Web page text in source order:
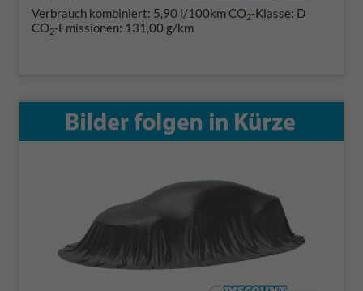
Verbrauch kombiniert: 5,90 l/100kmCO2-Klasse: D
CO2-Emissionen: 131,00 g/km